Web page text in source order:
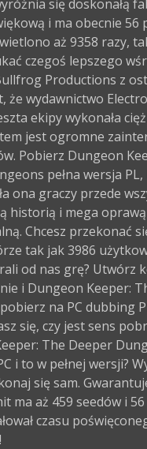
się doskonałą
i ma obecnie 56
aż 9358 razy,
czegoś lepszego
Productions z
że wydawnictwo
ekipy wykonała
jest ogromne
Pobierz Dungeon
pełna wersja PL,
ona graczy przede
historią i mega oprawą
Chcesz przekonać
tak jak 3986
od nas grę? Utwórz
i Dungeon Keeper:
na PC dubbing
się, czy jest sens
The Deeper
i to w pełnej wersji?
się sam.
ma aż 459 seedów i
czasu